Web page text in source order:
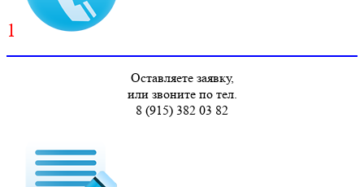
1
Оставляете заявку,
или звоните по тел.
8 (915) 382 03 82